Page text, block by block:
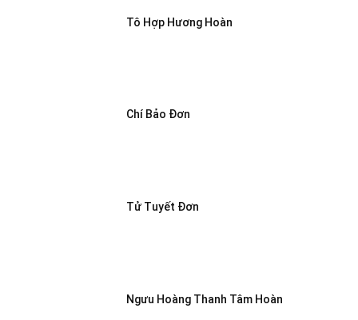
Tô Hợp Hương Hoàn
Chí Bảo Đơn
Tử Tuyết Đơn
Ngưu Hoàng Thanh Tâm Hoàn